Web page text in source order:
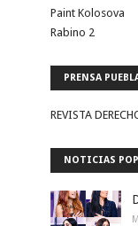
Paint Kolosova
Rabino 2
PRENSA
REVISTA
NOTICIAS